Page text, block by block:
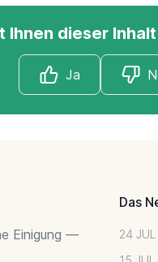
Ihnen dieser
Ja
Einigung —
Das
24 JUL